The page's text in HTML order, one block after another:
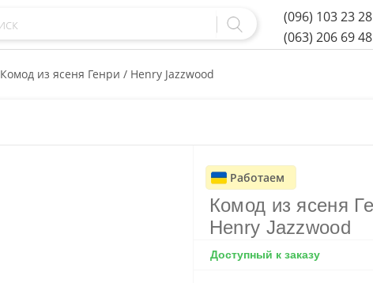
(096) 103 23 28
(063) 206 69 48
Комод из ясеня Генри / Henry Jazzwood
Работаем
Комод из ясеня
Henry Jazzwood
Доступный к заказу